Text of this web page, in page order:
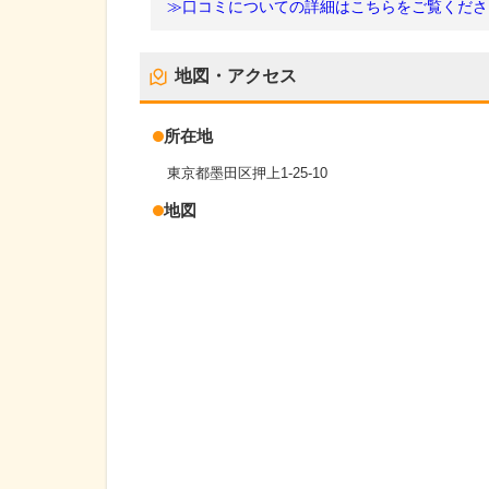
≫口コミについての詳細はこちらをご覧くだ
地図・アクセス
所在地
東京都墨田区押上1-25-10
地図